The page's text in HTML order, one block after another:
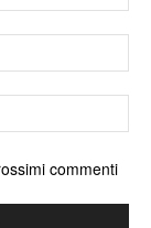
commenti